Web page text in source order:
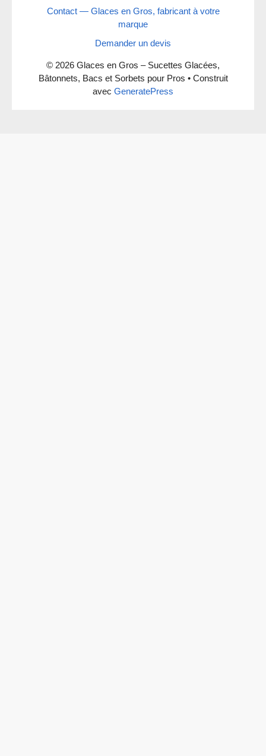
Contact — Glaces en Gros, fabricant à votre
marque
Demander un devis
© 2026 Glaces en Gros – Sucettes Glacées,
Bâtonnets, Bacs et Sorbets pour Pros • Construit
avec GeneratePress